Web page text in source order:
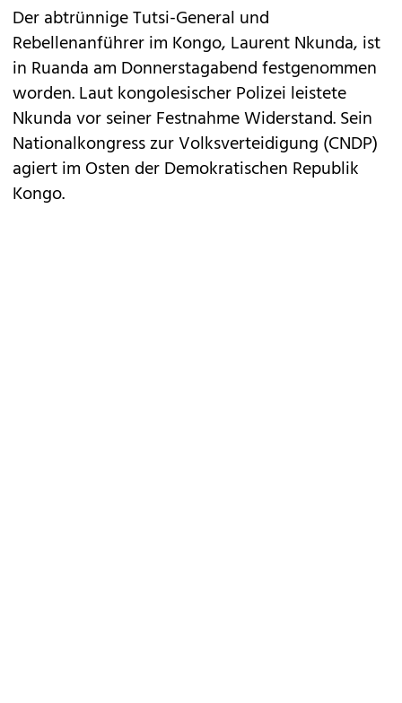
Der abtrünnige Tutsi-General und
Rebellenanführer im Kongo, Laurent Nkunda, ist
in Ruanda am Donnerstagabend festgenommen
worden. Laut kongolesischer Polizei leistete
Nkunda vor seiner Festnahme Widerstand. Sein
Nationalkongress zur Volksverteidigung (CNDP)
agiert im Osten der Demokratischen Republik
Kongo.